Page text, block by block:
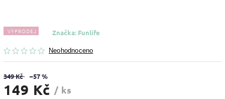
VÝPRODEJ
Neohodnoceno
Značka: Funlife
349 Kč –57 %
149 Kč / ks